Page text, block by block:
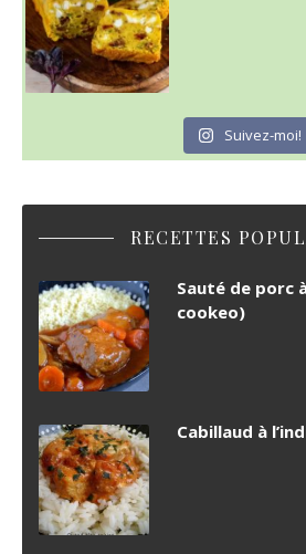
Suivez-moi!
RECETTES
Sauté de porc
cookeo)
Cabillaud à